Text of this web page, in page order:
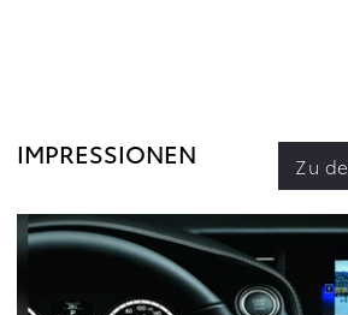
IMPRESSIONEN